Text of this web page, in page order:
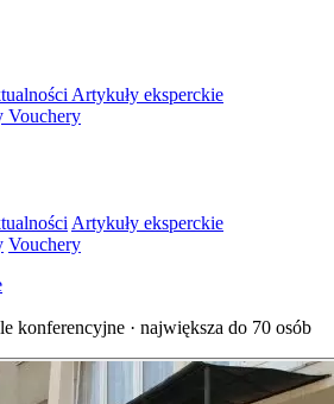
Artykuły eksperckie
Vouchery
Artykuły eksperckie
Vouchery
konferencyjne · największa do 70 osób